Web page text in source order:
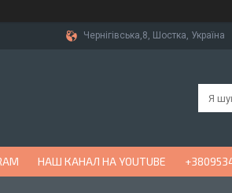
Чернігівська,8, Шостка, Україна
НАШ КАНАЛ НА YOUTUBE